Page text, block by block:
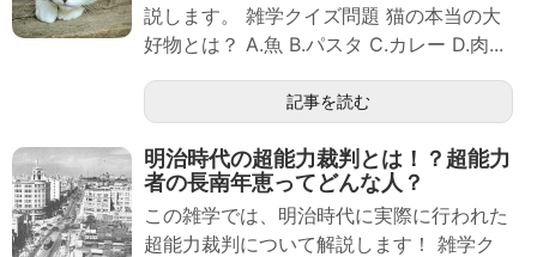
説します。 雑学クイズ問題 猫の本当の大
好物とは？ A.魚 B.パスタ C.カレー D.肉...
記事を読む
明治時代の超能力裁判とは！？超能力
者の長南年恵ってどんな人？
この雑学では、明治時代に実際に行われた
超能力裁判について解説します！ 雑学ク